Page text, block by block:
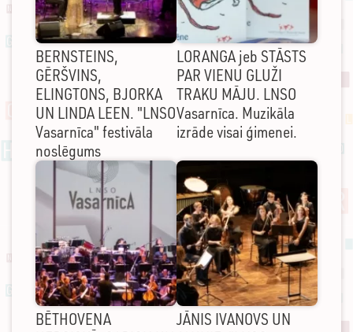
BERNSTEINS,
GĒRŠVINS,
ELINGTONS, BJORKA
UN LINDA LEEN. "LNSO
Vasarnīca" festivāla
noslēgums
LORANGA jeb STĀSTS
PAR VIENU GLUŽI
TRAKU MĀJU. LNSO
Vasarnīca. Muzikāla
izrāde visai ģimenei.
BĒTHOVENA
JĀNIS IVANOVS UN